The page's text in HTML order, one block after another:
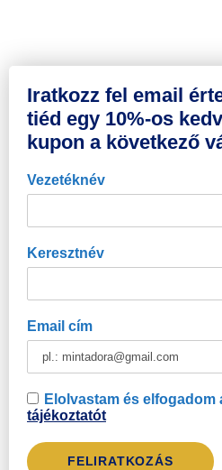
Iratkozz fel email
tiéd egy 10%-os
kupon a következő
Vezetéknév
Keresztnév
Email cím
Elolvastam és elfogadom
tájékoztatót